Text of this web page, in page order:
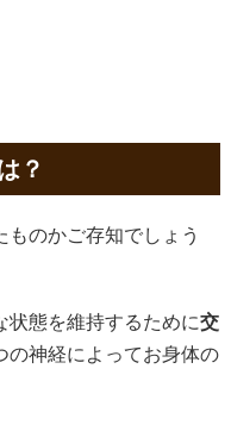
？
のかご存知でしょう
状態を維持するために交
の神経によってお身体の